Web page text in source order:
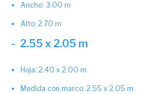
Ancho: 3.00 m
Alto: 2.70 m
- 2.55 x 2.05 m
Hoja: 2.40 x 2.00 m
Medida con marco: 2.55 x 2.05 m